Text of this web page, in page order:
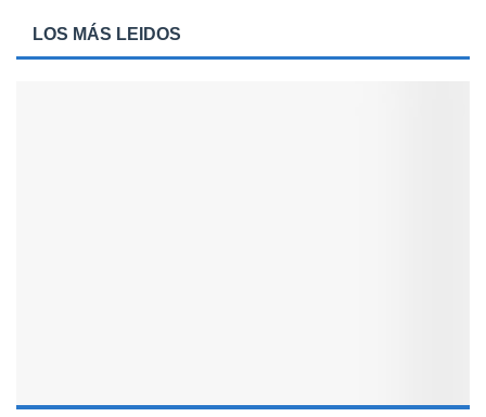
LOS MÁS LEIDOS